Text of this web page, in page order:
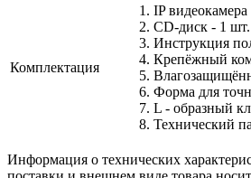
Комплектация
1. IP
2. СD-диск - 1 шт.
3. Инструкция
4. Крепёжный
5.
6. Форма для
7. L - образный
8. Технический
Информация о технических